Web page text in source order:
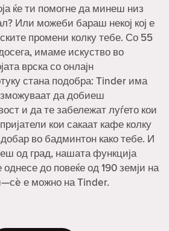
ќе ти помогне да минеш низ
Или можеби бараш некој кој е
промени колку тебе. Со 55
имаме искуство во
врска со онлајн
стана подобра: Tinder има
да добиеш
и да те забележат луѓето кои
кои сакаат кафе колку
добар во бадминтон како тебе. И
од град, нашата функција
до повеќе од 190 земји на
е можно на Tinder.